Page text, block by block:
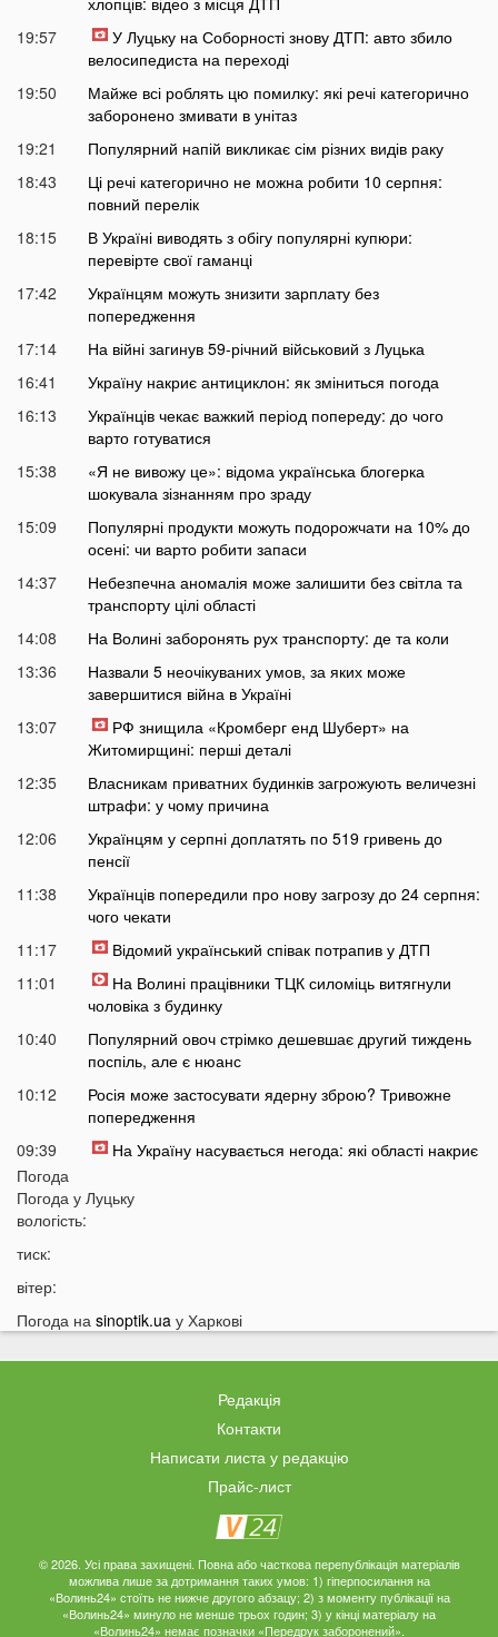
19:57
У Луцьку на Соборності знову ДТП: авто збило
велосипедиста на переході
19:50
Майже всі роблять цю помилку: які речі категорично
заборонено змивати в унітаз
19:21
Популярний напій викликає сім різних видів раку
18:43
Ці речі категорично не можна робити 10 серпня:
повний перелік
18:15
В Україні виводять з обігу популярні купюри:
перевірте свої гаманці
17:42
Українцям можуть знизити зарплату без
попередження
17:14
На війні загинув 59-річний військовий з Луцька
16:41
Україну накриє антициклон: як зміниться погода
16:13
Українців чекає важкий період попереду: до чого
варто готуватися
15:38
«Я не вивожу це»: відома українська блогерка
шокувала зізнанням про зраду
15:09
Популярні продукти можуть подорожчати на 10% до
осені: чи варто робити запаси
14:37
Небезпечна аномалія може залишити без світла та
транспорту цілі області
14:08
На Волині заборонять рух транспорту: де та коли
13:36
Назвали 5 неочікуваних умов, за яких може
завершитися війна в Україні
13:07
РФ знищила «Кромберг енд Шуберт» на
Житомирщині: перші деталі
12:35
Власникам приватних будинків загрожують величезні
штрафи: у чому причина
12:06
Українцям у серпні доплатять по 519 гривень до
пенсії
11:38
Українців попередили про нову загрозу до 24 серпня:
чого чекати
11:17
Відомий український співак потрапив у ДТП
11:01
На Волині працівники ТЦК силоміць витягнули
чоловіка з будинку
10:40
Популярний овоч стрімко дешевшає другий тиждень
поспіль, але є нюанс
10:12
Росія може застосувати ядерну зброю? Тривожне
попередження
09:39
На Україну насувається негода: які області накриє
09:11
На Волині чоловік до смерті побив знайомого і возив
20:14
Астрологи назвали знаки Зодіаку, яких попереду
чекають важкі місяці
Українців закликали принести цю рослину в оселю у
серпні: у чому причина
Мороз чи аномальне тепло: якою буде зима в Україні
Українці можуть масово втратити бронювання від
мобілізації з 1 вересня
У Луцьку на Ковельській зіткнулися два авто:
перші деталі ДТП
Погода
Погода у Луцьку
вологість:
тиск:
вітер:
Погода на sinoptik.ua у Харкові
Редакція
Контакти
Написати листа у редакцію
Прайс-лист
© 2026. Усі права захищені. Повна або часткова перепублікація матеріалів
можлива лише за дотримання таких умов: 1) гіперпосилання на
«Волинь24» стоїть не нижче другого абзацу; 2) з моменту публікації на
«Волинь24» минуло не менше трьох годин; 3) у кінці матеріалу на
«Волинь24» немає позначки «Передрук заборонений».